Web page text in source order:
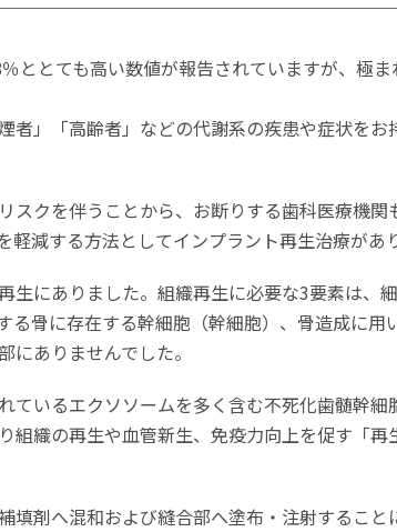
ととても高い数値が報告されていますが、極
者」「高齢者」などの代謝系の疾患や症状をお
クを伴うことから、お断りする歯科医療機関
減する方法としてインプラント再生治療があり
にありました。組織再生に必要な3要素は、
骨に存在する幹細胞（幹細胞）、骨造成に用
ありませんでした。
いるエクソソームを多く含む不死化歯髄幹細
織の再生や血管新生、免疫力向上を促す「再
剤へ混和および縫合部へ塗布・注射すること